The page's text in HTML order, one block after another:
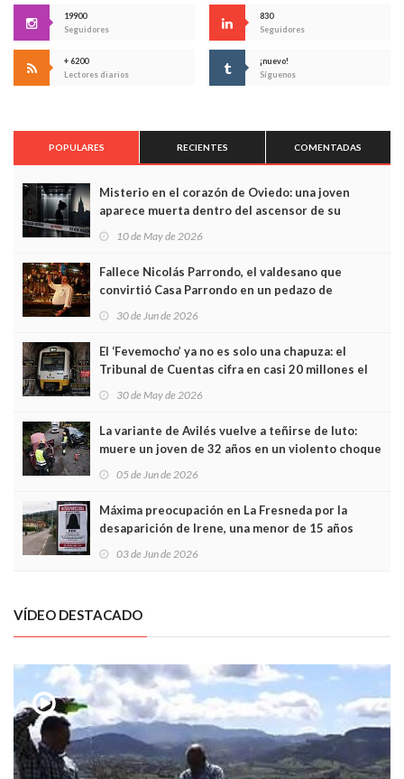
19900
Seguidores
830
Seguidores
+ 6200
Lectores diarios
¡nuevo!
Síguenos
POPULARES RECIENTES COMENTADAS
Misterio en el corazón de Oviedo: una joven
aparece muerta dentro del ascensor de su
edificio y las cámaras captan sus últimos minutos
10 de May de 2026
Fallece Nicolás Parrondo, el valdesano que
convirtió Casa Parrondo en un pedazo de
Asturias en Madrid
30 de Jun de 2026
El ‘Fevemocho’ ya no es solo una chapuza: el
Tribunal de Cuentas cifra en casi 20 millones el
sobrecoste de los trenes que no cabían por los
30 de May de 2026
La variante de Avilés vuelve a teñirse de luto:
muere un joven de 32 años en un violento choque
frontal
05 de Jun de 2026
Máxima preocupación en La Fresneda por la
desaparición de Irene, una menor de 15 años
03 de Jun de 2026
VÍDEO DESTACADO